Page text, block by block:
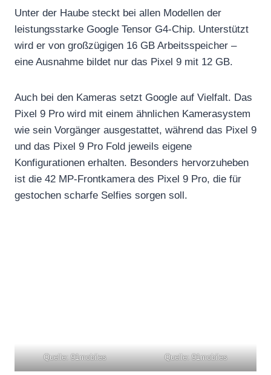
Unter der Haube steckt bei allen Modellen der
leistungsstarke Google Tensor G4-Chip. Unterstützt
wird er von großzügigen 16 GB Arbeitsspeicher –
eine Ausnahme bildet nur das Pixel 9 mit 12 GB.
Auch bei den Kameras setzt Google auf Vielfalt. Das
Pixel 9 Pro wird mit einem ähnlichen Kamerasystem
wie sein Vorgänger ausgestattet, während das Pixel 9
und das Pixel 9 Pro Fold jeweils eigene
Konfigurationen erhalten. Besonders hervorzuheben
ist die 42 MP-Frontkamera des Pixel 9 Pro, die für
gestochen scharfe Selfies sorgen soll.
Quelle: 91mobiles Quelle: 91mobiles